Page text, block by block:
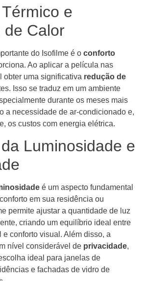
e
de Calor
do Isofilme é o conforto
Ao aplicar a película nas
obter uma significativa redução de
Isso se traduz em um ambiente
durante os meses mais
a necessidade de ar-condicionado e,
os custos com energia elétrica.
Luminosidade e
é um aspecto fundamental
em sua residência ou
permite ajustar a quantidade de luz
criando um equilíbrio ideal entre
e conforto visual. Além disso, a
nível considerável de privacidade,
ideal para janelas de
e fachadas de vidro de